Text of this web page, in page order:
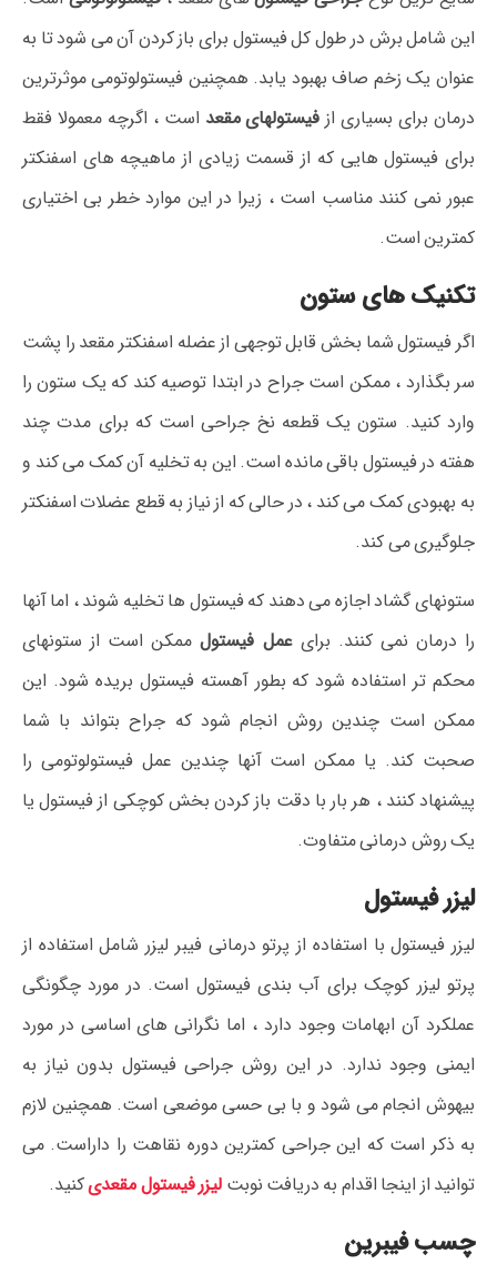
این شامل برش در طول کل فیستول برای باز کردن آن می شود تا به
عنوان یک زخم صاف بهبود یابد. همچنین فیستولوتومی موثرترین
درمان برای بسیاری از فیستولهای مقعد است ، اگرچه معمولا فقط
برای فیستول هایی که از قسمت زیادی از ماهیچه های اسفنکتر
عبور نمی کنند مناسب است ، زیرا در این موارد خطر بی اختیاری
کمترین است.
تکنیک های ستون
اگر فیستول شما بخش قابل توجهی از عضله اسفنکتر مقعد را پشت
سر بگذارد ، ممکن است جراح در ابتدا توصیه کند که یک ستون را
وارد کنید. ستون یک قطعه نخ جراحی است که برای مدت چند
هفته در فیستول باقی مانده است. این به تخلیه آن کمک می کند و
به بهبودی کمک می کند ، در حالی که از نیاز به قطع عضلات اسفنکتر
جلوگیری می کند.
ستونهای گشاد اجازه می دهند که فیستول ها تخلیه شوند ، اما آنها
را درمان نمی کنند. برایعمل فیستولممکن است از ستونهای
محکم تر استفاده شود که بطور آهسته فیستول بریده شود. این
ممکن است چندین روش انجام شود که جراح بتواند با شما
صحبت کند. یا ممکن است آنها چندین عمل فیستولوتومی را
پیشنهاد کنند ، هر بار با دقت باز کردن بخش کوچکی از فیستول یا
یک روش درمانی متفاوت.
لیزر فیستول
لیزر فیستول با استفاده از پرتو درمانی فیبر لیزر شامل استفاده از
پرتو لیزر کوچک برای آب بندی فیستول است. در مورد چگونگی
عملکرد آن ابهامات وجود دارد ، اما نگرانی های اساسی در مورد
ایمنی وجود ندارد. در این روش جراحی فیستول بدون نیاز به
بیهوش انجام می شود و با بی حسی موضعی است. همچنین لازم
به ذکر است که این جراحی کمترین دوره نقاهت را داراست. می
توانید از اینجا اقدام به دریافت نوبت لیزر فیستول مقعدیکنید.
چسب فیبرین